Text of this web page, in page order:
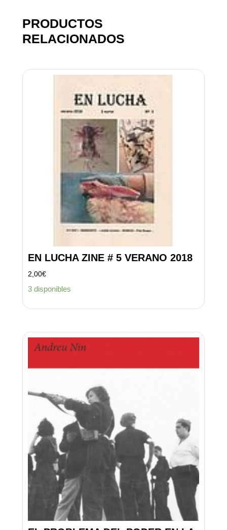
PRODUCTOS
RELACIONADOS
EN LUCHA ZINE # 5 VERANO 2018
2,00€
3 disponibles